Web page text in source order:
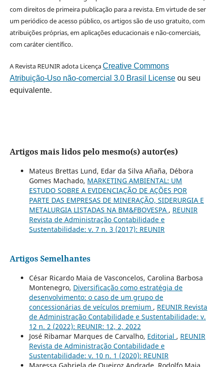
com direitos de primeira publicação para a revista. Em virtude de ser
um periódico de acesso público, os artigos são de uso gratuito, com
atribuições próprias, em aplicações educacionais e não-comerciais,
com caráter científico.
A Revista REUNIR adota LicençaCreative Commons
Atribuição-Uso não-comercial 3.0 Brasil Licenseou seu
equivalente.
Artigos mais lidos pelo mesmo(s) autor(es)
Mateus Brettas Lund, Edar da Silva Añaña, Débora
Gomes Machado, MARKETING AMBIENTAL: UM
ESTUDO SOBRE A EVIDENCIAÇÃO DE AÇÕES POR
PARTE DAS EMPRESAS DE MINERAÇÃO, SIDERURGIA E
METALURGIA LISTADAS NA BM&FBOVESPA , REUNIR
Revista de Administração Contabilidade e
Sustentabilidade: v. 7 n. 3 (2017): REUNIR
Artigos Semelhantes
César Ricardo Maia de Vasconcelos, Carolina Barbosa
Montenegro, Diversificação como estratégia de
desenvolvimento: o caso de um grupo de
concessionárias de veículos premium , REUNIR Revista
de Administração Contabilidade e Sustentabilidade: v.
12 n. 2 (2022): REUNIR: 12, 2, 2022
José Ribamar Marques de Carvalho, Editorial , REUNIR
Revista de Administração Contabilidade e
Sustentabilidade: v. 10 n. 1 (2020): REUNIR